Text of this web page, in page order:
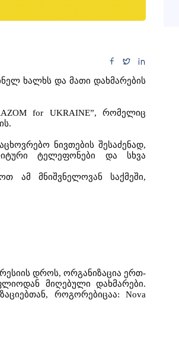
ხალხს და მათი დახმარების
for UKRAINE”,რომელიც
.
ნივთების შესაძენად,
ტელეფონები და
სხვა
ამ მნიშვნელოვან საქმეში,
დროს, ორგანიზაცია ერთ-
მიღებული დახმარები.
, როგორებიცაა: Nova